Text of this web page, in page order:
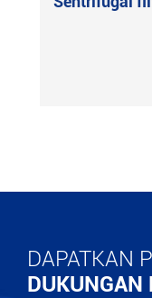
DAPATKAN
DUKUNGAN